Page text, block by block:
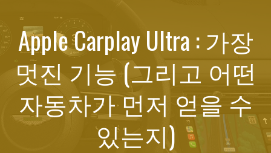
Apple Carplay Ultra : 가장
멋진 기능 (그리고 어떤
자동차가 먼저 얻을 수
있는지)